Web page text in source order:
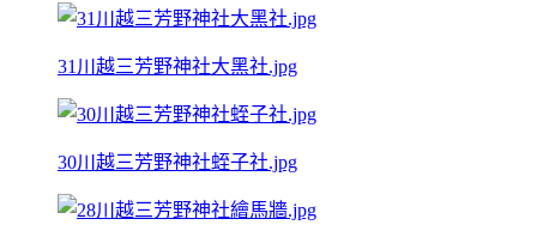
31川越三芳野神社大黑社.jpg
30川越三芳野神社蛭子社.jpg